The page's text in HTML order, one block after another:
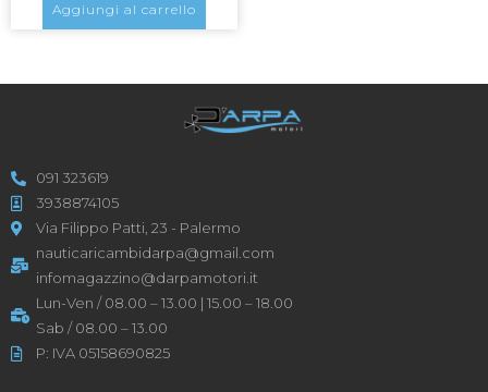
Aggiungi al carrello
091 323619
3938874105
Via Filippo Patti, 23 - Palermo
nauticaricambidarpa@gmail.com
infomagazzino@darpamotori.it
Lun-Ven / 08.00 – 13.00 | 15.00 – 18.00
Sab / 08.00 – 13.00
P: IVA 05158690825